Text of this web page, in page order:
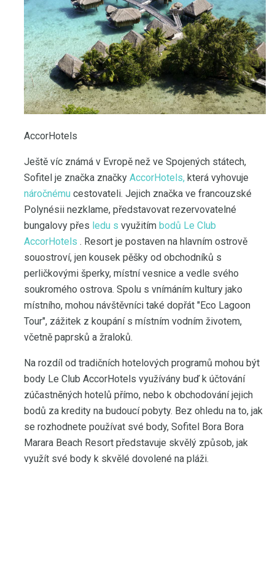
AccorHotels
Ještě víc známá v Evropě než ve Spojených státech,
Sofitel je značka značky AccorHotels, která vyhovuje
náročnému cestovateli. Jejich značka ve francouzské
Polynésii nezklame, představovat rezervovatelné
bungalovy přes ledu s využitím bodů Le Club
AccorHotels . Resort je postaven na hlavním ostrově
souostroví, jen kousek pěšky od obchodníků s
perličkovými šperky, místní vesnice a vedle svého
soukromého ostrova. Spolu s vnímáním kultury jako
místního, mohou návštěvníci také dopřát "Eco Lagoon
Tour", zážitek z koupání s místním vodním životem,
včetně paprsků a žraloků.
Na rozdíl od tradičních hotelových programů mohou být
body Le Club AccorHotels využívány buď k účtování
zúčastněných hotelů přímo, nebo k obchodování jejich
bodů za kredity na budoucí pobyty. Bez ohledu na to, jak
se rozhodnete používat své body, Sofitel Bora Bora
Marara Beach Resort představuje skvělý způsob, jak
využít své body k skvělé dovolené na pláži.